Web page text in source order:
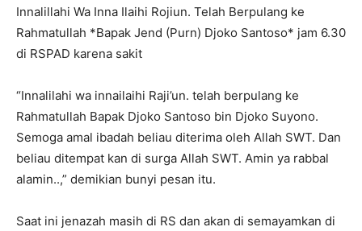
Innalillahi Wa Inna Ilaihi Rojiun. Telah Berpulang ke
Rahmatullah *Bapak Jend (Purn) Djoko Santoso* jam 6.30
di RSPAD karena sakit
“Innalilahi wa innailaihi Raji’un. telah berpulang ke
Rahmatullah Bapak Djoko Santoso bin Djoko Suyono.
Semoga amal ibadah beliau diterima oleh Allah SWT. Dan
beliau ditempat kan di surga Allah SWT. Amin ya rabbal
alamin..,” demikian bunyi pesan itu.
Saat ini jenazah masih di RS dan akan di semayamkan di